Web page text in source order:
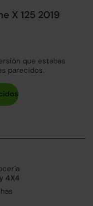
X 125 2019
que estabas
parecidos.
4X4